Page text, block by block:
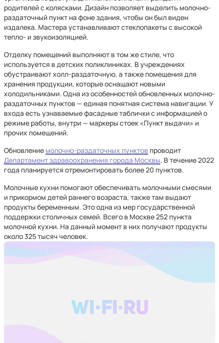
родителей с колясками. Дизайн позволяет выделить молочно-
раздаточный пункт на фоне здания, чтобы он был виден
издалека. Мастера устанавливают стеклопакеты с высокой
тепло- и звукоизоляцией.
Отделку помещений выполняют в том же стиле, что
используется в детских поликлиниках. В учреждениях
обустраивают холл-раздаточную, а также помещения для
хранения продукции, которые оснащают новыми
холодильниками. Одна из особенностей обновленных молочно-
раздаточных пунктов — единая понятная система навигации. У
входа есть узнаваемые фасадные таблички с информацией о
режиме работы, внутри — маркеры стоек «Пункт выдачи» и
прочих помещений.
Обновление молочно-раздаточных пунктов проводит
Департамент здравоохранения города Москвы. В течение 2022
года планируется отремонтировать более 20 пунктов.
Молочные кухни помогают обеспечивать молочными смесями
и прикормом детей раннего возраста, также там выдают
продукты беременным. Это одна из мер государственной
поддержки столичных семей. Всего в Москве 252 пункта
молочной кухни. На данный момент в них получают продукты
около 325 тысяч человек.